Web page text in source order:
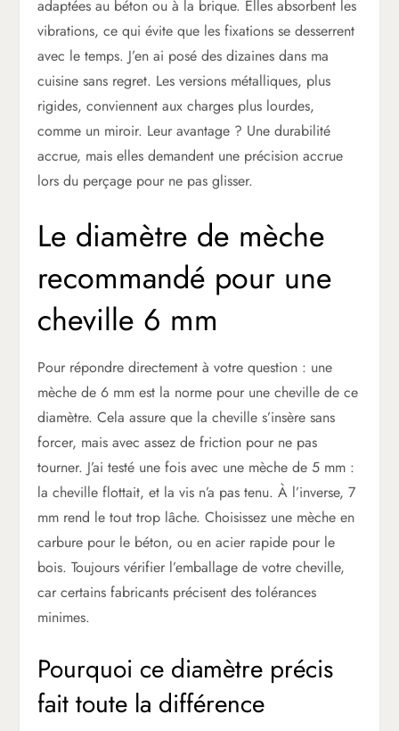
adaptées au béton ou à la brique. Elles absorbent les
vibrations, ce qui évite que les fixations se desserrent
avec le temps. J’en ai posé des dizaines dans ma
cuisine sans regret. Les versions métalliques, plus
rigides, conviennent aux charges plus lourdes,
comme un miroir. Leur avantage ? Une durabilité
accrue, mais elles demandent une précision accrue
lors du perçage pour ne pas glisser.
Le diamètre de mèche
recommandé pour une
cheville 6 mm
Pour répondre directement à votre question : une
mèche de 6 mm est la norme pour une cheville de ce
diamètre. Cela assure que la cheville s’insère sans
forcer, mais avec assez de friction pour ne pas
tourner. J’ai testé une fois avec une mèche de 5 mm :
la cheville flottait, et la vis n’a pas tenu. À l’inverse, 7
mm rend le tout trop lâche. Choisissez une mèche en
carbure pour le béton, ou en acier rapide pour le
bois. Toujours vérifier l’emballage de votre cheville,
car certains fabricants précisent des tolérances
minimes.
Pourquoi ce diamètre précis
fait toute la différence